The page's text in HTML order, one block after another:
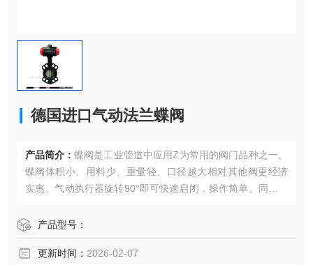
德国进口气动法兰蝶阀
产品简介： 蝶阀是工业管道中应用Z为常用的阀门品种之一。
蝶阀体积小、用料少、重量轻、口径越大相对其他阀更经济
实惠。气动执行器旋转90°即可快速启闭，操作简单。同时该
厚度是介质流经阀体时*的阻力，因此通过该阀门所产生的压
德国进口气动法兰蝶阀
产品型号：
更新时间： 2026-02-07